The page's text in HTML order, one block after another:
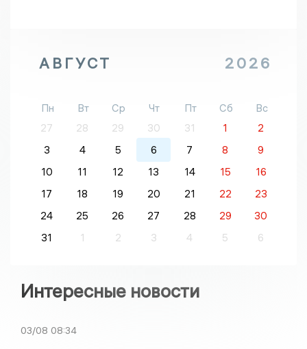
АВГУСТ 2026
Пн Вт Ср Чт Пт Сб
Вс
27
28 29 30 31 1
2
3
4 5 6 7 8
9
10
11 12 13 14 15
16
17
18 19 20 21 22
23
24
25 26 27 28 29
30
31
1 2 3 4 5 6
Интересные новости
03/08 08:34